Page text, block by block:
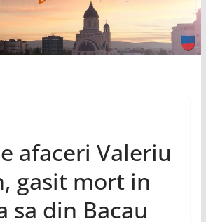
afaceri Valeriu
gasit mort in
sa din Bacau